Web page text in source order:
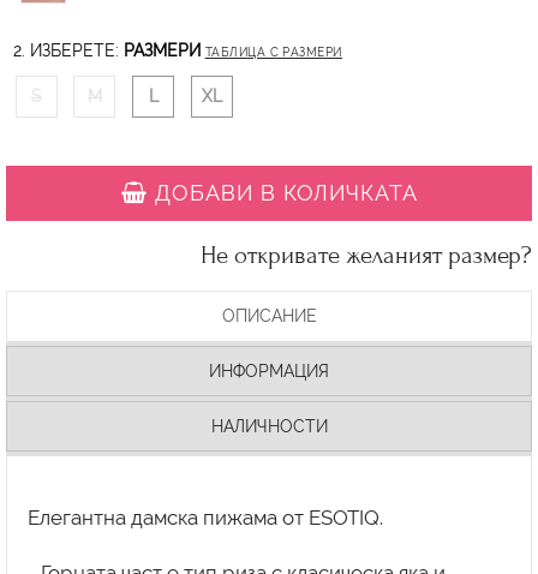
2. ИЗБЕРЕТЕ: РАЗМЕРИ ТАБЛИЦА С РАЗМЕРИ
S M L XL
ДОБАВИ В КОЛИЧКАТА
Не откривате желаният размер?
ОПИСАНИЕ
ИНФОРМАЦИЯ
НАЛИЧНОСТИ
Елегантна дамска пижама от ESOTIQ.